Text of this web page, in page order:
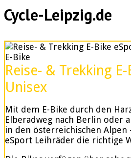
Cycle-Leipzig.de
E-Bike
Reise- & Trekking
Unisex
Mit dem E-Bike durch den
Elberadweg nach Berlin oder
in den österreichischen Alpen
eSport Leihräder die richtige